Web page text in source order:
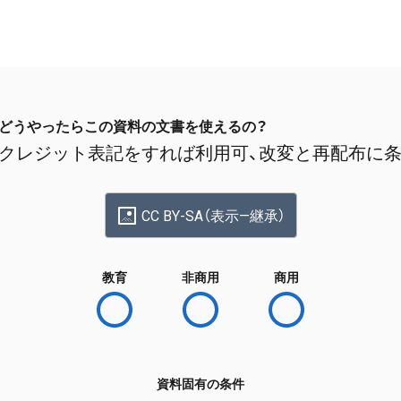
どうやったらこの資料の文書を使えるの？
クレジット表記をすれば利用可、改変と再配布に
CC BY-SA（表示—継承）
教育 非商用 商用
資料固有の条件